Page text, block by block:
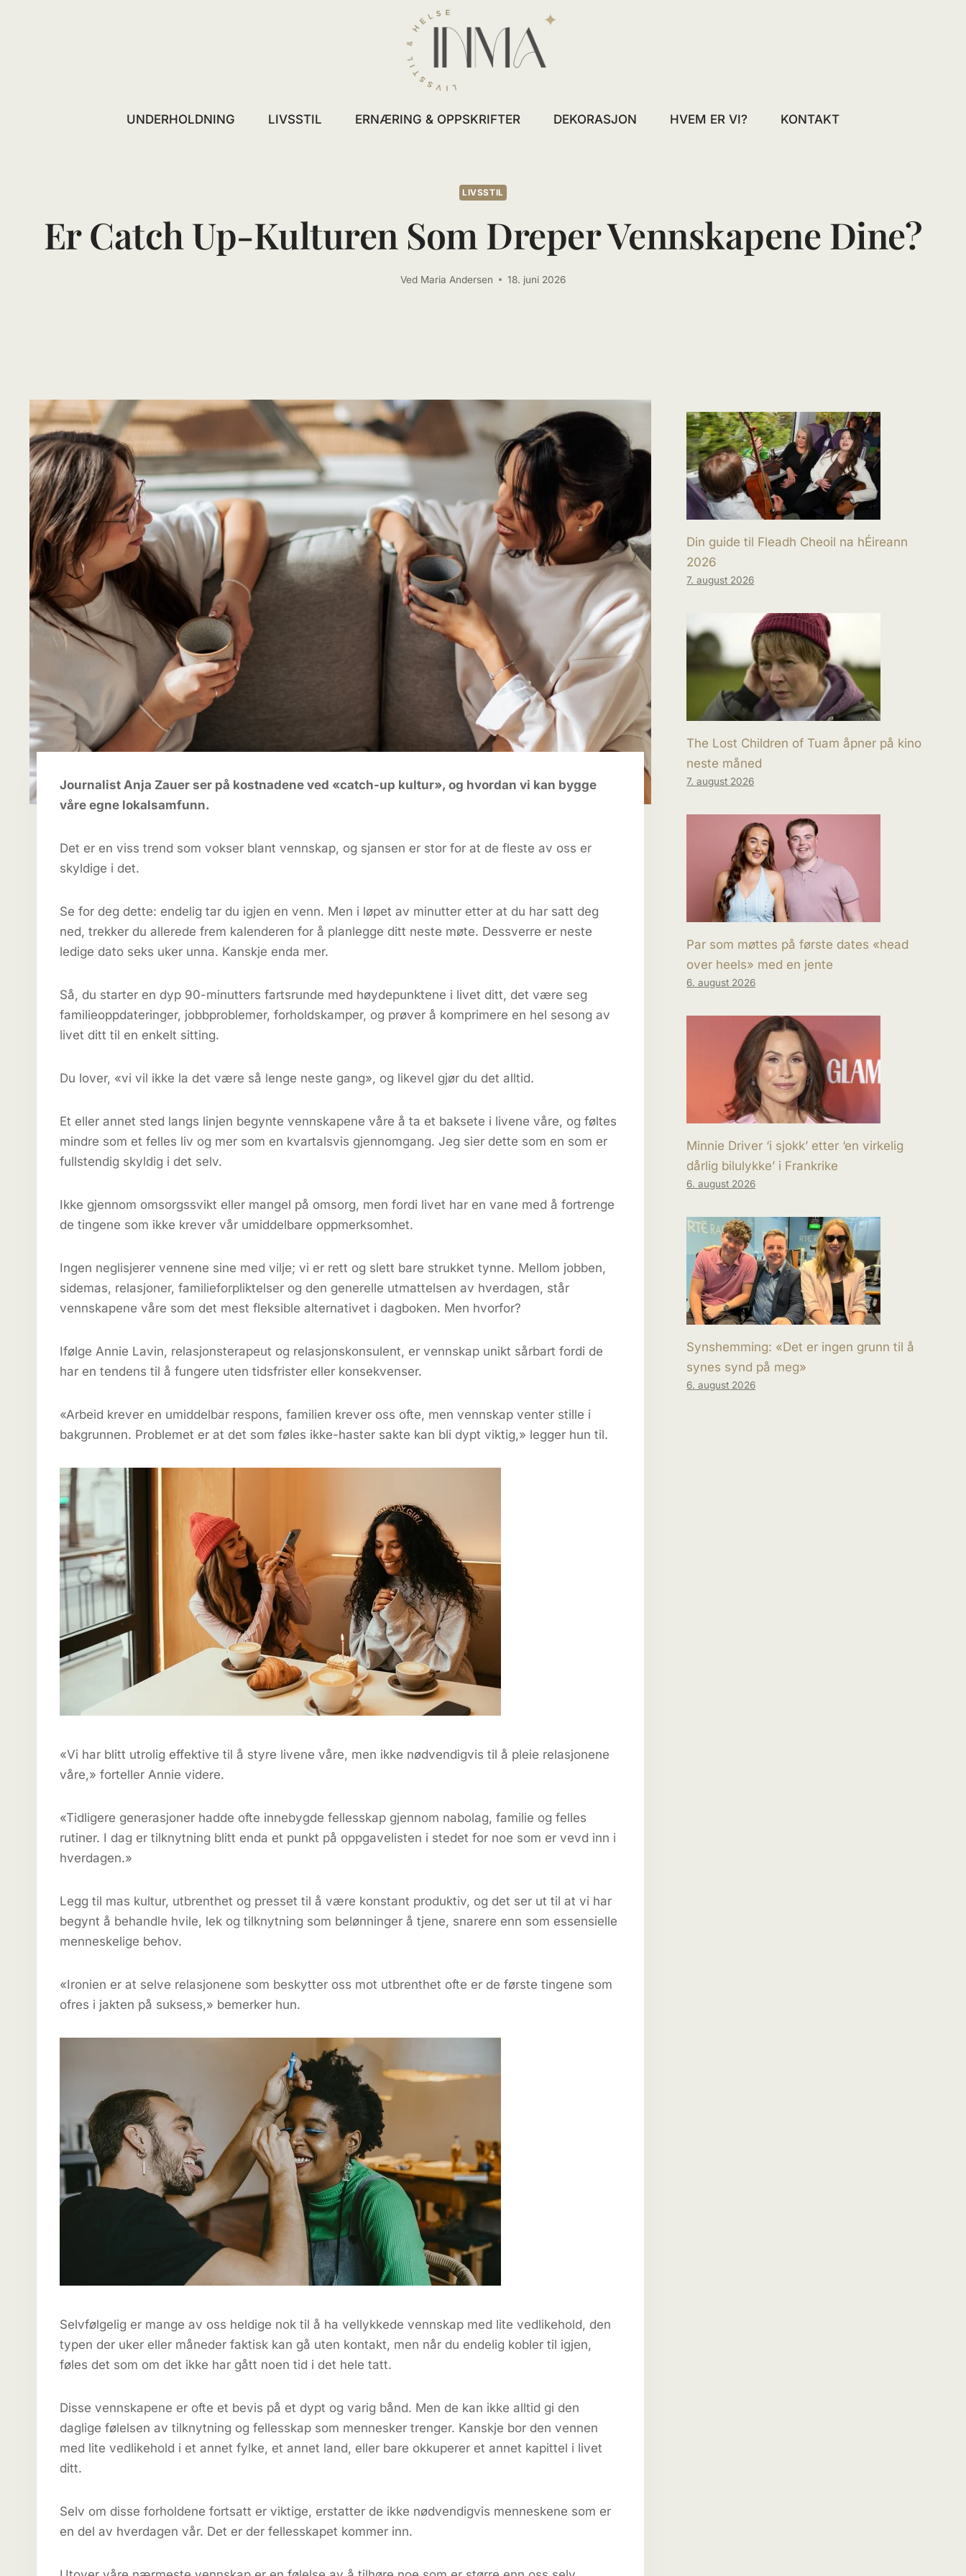
UNDERHOLDNING LIVSSTIL ERNÆRING & OPPSKRIFTER DEKORASJON HVEM ER VI? KONTAKT
LIVSSTIL
Er Catch Up-Kulturen Som Dreper Vennskapene Dine?
Ved Maria Andersen 18. juni 2026
Journalist Anja Zauer ser på kostnadene ved «catch-up kultur», og hvordan vi kan bygge
våre egne lokalsamfunn.
Det er en viss trend som vokser blant vennskap, og sjansen er stor for at de fleste av oss er
skyldige i det.
Se for deg dette: endelig tar du igjen en venn. Men i løpet av minutter etter at du har satt deg
ned, trekker du allerede frem kalenderen for å planlegge ditt neste møte. Dessverre er neste
ledige dato seks uker unna. Kanskje enda mer.
Så, du starter en dyp 90-minutters fartsrunde med høydepunktene i livet ditt, det være seg
familieoppdateringer, jobbproblemer, forholdskamper, og prøver å komprimere en hel sesong av
livet ditt til en enkelt sitting.
Du lover, «vi vil ikke la det være så lenge neste gang», og likevel gjør du det alltid.
Et eller annet sted langs linjen begynte vennskapene våre å ta et baksete i livene våre, og føltes
mindre som et felles liv og mer som en kvartalsvis gjennomgang. Jeg sier dette som en som er
fullstendig skyldig i det selv.
Ikke gjennom omsorgssvikt eller mangel på omsorg, men fordi livet har en vane med å fortrenge
de tingene som ikke krever vår umiddelbare oppmerksomhet.
Ingen neglisjerer vennene sine med vilje; vi er rett og slett bare strukket tynne. Mellom jobben,
sidemas, relasjoner, familieforpliktelser og den generelle utmattelsen av hverdagen, står
vennskapene våre som det mest fleksible alternativet i dagboken. Men hvorfor?
Ifølge Annie Lavin, relasjonsterapeut og relasjonskonsulent, er vennskap unikt sårbart fordi de
har en tendens til å fungere uten tidsfrister eller konsekvenser.
«Arbeid krever en umiddelbar respons, familien krever oss ofte, men vennskap venter stille i
bakgrunnen. Problemet er at det som føles ikke-haster sakte kan bli dypt viktig,» legger hun til.
«Vi har blitt utrolig effektive til å styre livene våre, men ikke nødvendigvis til å pleie relasjonene
våre,» forteller Annie videre.
«Tidligere generasjoner hadde ofte innebygde fellesskap gjennom nabolag, familie og felles
rutiner. I dag er tilknytning blitt enda et punkt på oppgavelisten i stedet for noe som er vevd inn i
hverdagen.»
Legg til mas kultur, utbrenthet og presset til å være konstant produktiv, og det ser ut til at vi har
begynt å behandle hvile, lek og tilknytning som belønninger å tjene, snarere enn som essensielle
menneskelige behov.
«Ironien er at selve relasjonene som beskytter oss mot utbrenthet ofte er de første tingene som
ofres i jakten på suksess,» bemerker hun.
Selvfølgelig er mange av oss heldige nok til å ha vellykkede vennskap med lite vedlikehold, den
typen der uker eller måneder faktisk kan gå uten kontakt, men når du endelig kobler til igjen,
føles det som om det ikke har gått noen tid i det hele tatt.
Disse vennskapene er ofte et bevis på et dypt og varig bånd. Men de kan ikke alltid gi den
daglige følelsen av tilknytning og fellesskap som mennesker trenger. Kanskje bor den vennen
med lite vedlikehold i et annet fylke, et annet land, eller bare okkuperer et annet kapittel i livet
ditt.
Selv om disse forholdene fortsatt er viktige, erstatter de ikke nødvendigvis menneskene som er
en del av hverdagen vår. Det er der fellesskapet kommer inn.
Din guide til Fleadh Cheoil na hÉireann
2026
7. august 2026
The Lost Children of Tuam åpner på kino
neste måned
7. august 2026
Par som møttes på første dates «head
over heels» med en jente
6. august 2026
Minnie Driver ‘i sjokk’ etter ‘en virkelig
dårlig bilulykke’ i Frankrike
6. august 2026
Synshemming: «Det er ingen grunn til å
synes synd på meg»
6. august 2026